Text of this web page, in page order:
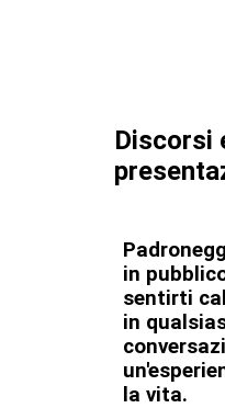
Discorsi
in
sentirti
in
la vita.